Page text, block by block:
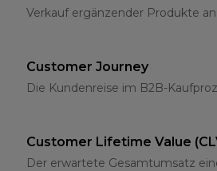
Verkauf ergänzender Produkte
Customer Journey
Die Kundenreise im B2B-
Customer Lifetime Value
Der erwartete Gesamtumsatz